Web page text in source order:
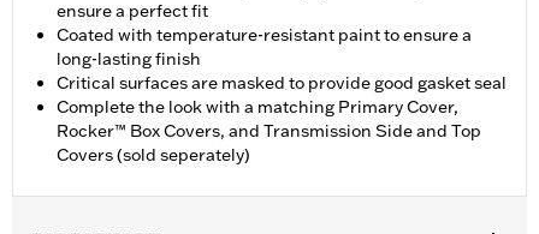
ensure a perfect fit
Coated with temperature-resistant paint to ensure a
long-lasting finish
Critical surfaces are masked to provide good gasket seal
Complete the look with a matching Primary Cover,
Rocker™ Box Covers, and Transmission Side and Top
Covers (sold seperately)